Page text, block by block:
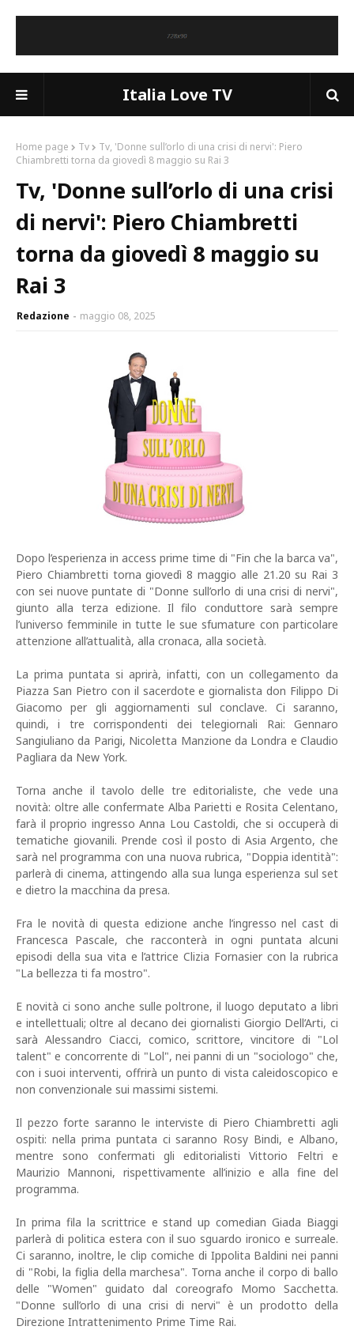
Italia Love TV
Home page Tv
Tv, 'Donne sull’orlo di una crisi di nervi': Piero
Chiambretti torna da giovedì 8 maggio su Rai 3
Tv, 'Donne sull’orlo di una crisi
di nervi': Piero Chiambretti
torna da giovedì 8 maggio su
Rai 3
Redazione maggio 08, 2025
Dopo l’esperienza in access prime time di "Fin che la barca va",
Piero Chiambretti torna giovedì 8 maggio alle 21.20 su Rai 3
con sei nuove puntate di "Donne sull’orlo di una crisi di nervi",
giunto alla terza edizione. Il filo conduttore sarà sempre
l’universo femminile in tutte le sue sfumature con particolare
attenzione all’attualità, alla cronaca, alla società.
La prima puntata si aprirà, infatti, con un collegamento da
Piazza San Pietro con il sacerdote e giornalista don Filippo Di
Giacomo per gli aggiornamenti sul conclave. Ci saranno,
quindi, i tre corrispondenti dei telegiornali Rai: Gennaro
Sangiuliano da Parigi, Nicoletta Manzione da Londra e Claudio
Pagliara da New York.
Torna anche il tavolo delle tre editorialiste, che vede una
novità: oltre alle confermate Alba Parietti e Rosita Celentano,
farà il proprio ingresso Anna Lou Castoldi, che si occuperà di
tematiche giovanili. Prende così il posto di Asia Argento, che
sarà nel programma con una nuova rubrica, "Doppia identità":
parlerà di cinema, attingendo alla sua lunga esperienza sul set
e dietro la macchina da presa.
Fra le novità di questa edizione anche l’ingresso nel cast di
Francesca Pascale, che racconterà in ogni puntata alcuni
episodi della sua vita e l’attrice Clizia Fornasier con la rubrica
"La bellezza ti fa mostro".
E novità ci sono anche sulle poltrone, il luogo deputato a libri
e intellettuali; oltre al decano dei giornalisti Giorgio Dell’Arti, ci
sarà Alessandro Ciacci, comico, scrittore, vincitore di "Lol
talent" e concorrente di "Lol", nei panni di un "sociologo" che,
con i suoi interventi, offrirà un punto di vista caleidoscopico e
non convenzionale sui massimi sistemi.
Il pezzo forte saranno le interviste di Piero Chiambretti agli
ospiti: nella prima puntata ci saranno Rosy Bindi, e Albano,
mentre sono confermati gli editorialisti Vittorio Feltri e
Maurizio Mannoni, rispettivamente all’inizio e alla fine del
programma.
In prima fila la scrittrice e stand up comedian Giada Biaggi
parlerà di politica estera con il suo sguardo ironico e surreale.
Ci saranno, inoltre, le clip comiche di Ippolita Baldini nei panni
di "Robi, la figlia della marchesa". Torna anche il corpo di ballo
delle "Women" guidato dal coreografo Momo Sacchetta.
"Donne sull’orlo di una crisi di nervi" è un prodotto della
Direzione Intrattenimento Prime Time Rai.